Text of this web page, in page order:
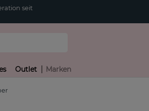
seit
Outlet Marken